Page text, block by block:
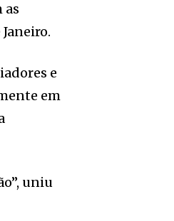
as
e
em
uniu